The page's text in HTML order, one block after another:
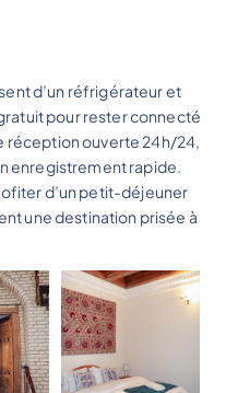
d’un réfrigérateur et
pour rester connecté
réception ouverte 24h/24,
enregistrement rapide.
d’un petit-déjeuner
une destination prisée à